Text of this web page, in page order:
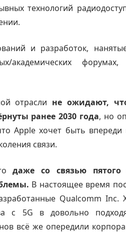
технологий
и разработок,
академических
отрасли не ожидают,
ранее 2030 года, но
Apple хочет быть
связи.
даже со связью пятого
В настоящее время
Qualcomm Inc.
с 5G в довольно
всё же опередили